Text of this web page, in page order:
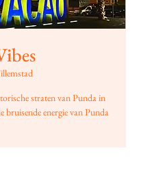
straten van Punda in
energie van Punda